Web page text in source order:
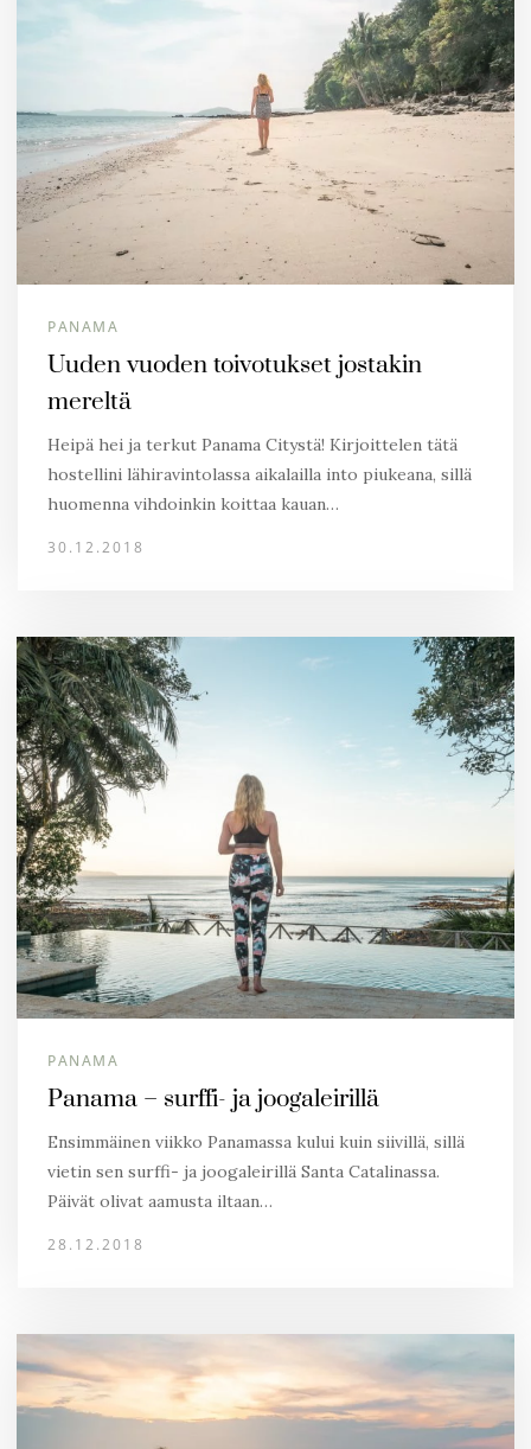
PANAMA
Uuden vuoden toivotukset jostakin
mereltä
Heipä hei ja terkut Panama Citystä! Kirjoittelen tätä
hostellini lähiravintolassa aikalailla into piukeana, sillä
huomenna vihdoinkin koittaa kauan…
30.12.2018
PANAMA
Panama – surffi- ja joogaleirillä
Ensimmäinen viikko Panamassa kului kuin siivillä, sillä
vietin sen surffi- ja joogaleirillä Santa Catalinassa.
Päivät olivat aamusta iltaan…
28.12.2018